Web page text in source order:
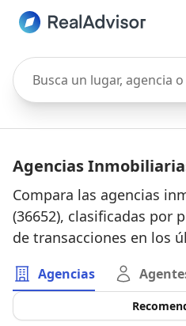
Busca un lugar, agencia o
Agencias
Compara las agencias
(36652), clasificadas por
de transacciones en los
Agencias